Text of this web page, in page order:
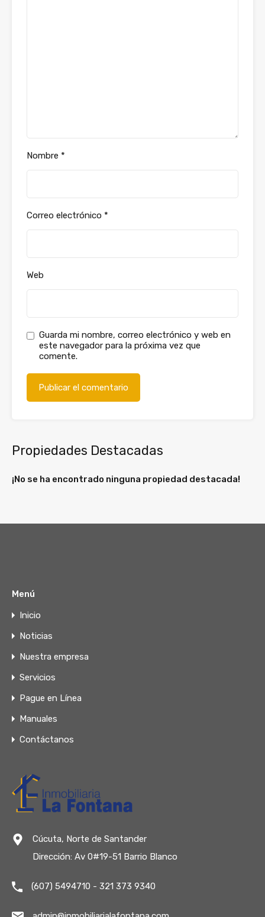
Nombre *
Correo electrónico *
Web
Guarda mi nombre, correo electrónico y web en
este navegador para la próxima vez que
comente.
Propiedades Destacadas
¡No se ha encontrado ninguna propiedad destacada!
Menú
Inicio
Noticias
Nuestra empresa
Servicios
Pague en Línea
Manuales
Contáctanos
Cúcuta, Norte de Santander
Dirección: Av 0#19-51 Barrio Blanco
(607) 5494710 - 321 373 9340